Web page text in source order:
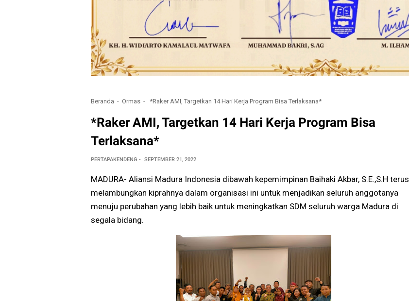
Beranda Ormas *Raker AMI, Targetkan 14 Hari Kerja Program Bisa Terlaksana*
*Raker AMI, Targetkan 14 Hari Kerja Program Bisa
Terlaksana*
PERTAPAKENDENG SEPTEMBER 21, 2022
MADURA- Aliansi Madura Indonesia dibawah kepemimpinan Baihaki Akbar, S.E.,S.H terus
melambungkan kiprahnya dalam organisasi ini untuk menjadikan seluruh anggotanya
menuju perubahan yang lebih baik untuk meningkatkan SDM seluruh warga Madura di
segala bidang.